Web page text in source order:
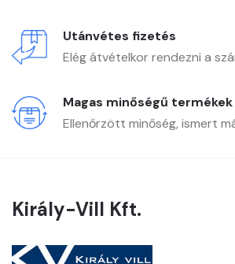
Utánvétes fizetés
Elég átvételkor rendezni a
Magas minőségű termékek
Ellenőrzött minőség, ismert
Király-Vill Kft.